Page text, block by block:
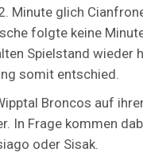
Minute glich
folgte keine
Spielstand wieder
somit entschied.
Broncos auf
In Frage kommen
oder Sisak.